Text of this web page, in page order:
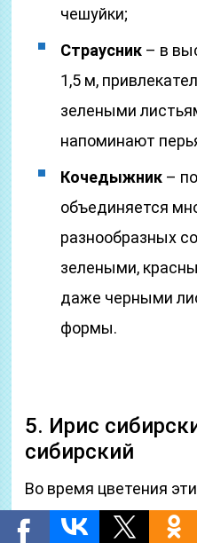
чешуйки;
Страусник – в
1,5 м,
зелеными
напоминают
Кочедыжник –
объединяется
разнообразных
зелеными,
даже черными
формы.
5. Ирис
сибирский
Во время цветения
растения, будто